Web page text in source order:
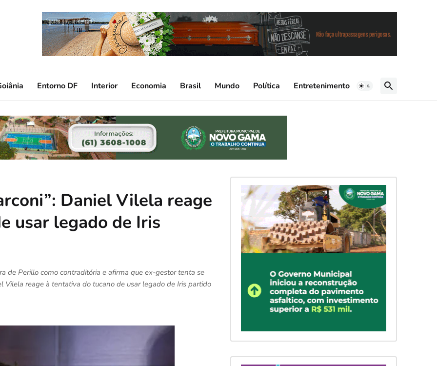
Entorno DF Interior Economia Brasil Mundo Política Entretenimento
Daniel Vilela reage
usar legado de Iris
de Perillo como contraditória e afirma que ex-gestor tenta se
Vilela reage à tentativa do tucano de usar legado de Iris partido